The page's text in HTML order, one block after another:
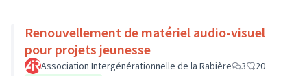
Renouvellement de matériel audio-visuel
pour projets jeunesse
Association Intergénérationnelle de la Rabière 3
20